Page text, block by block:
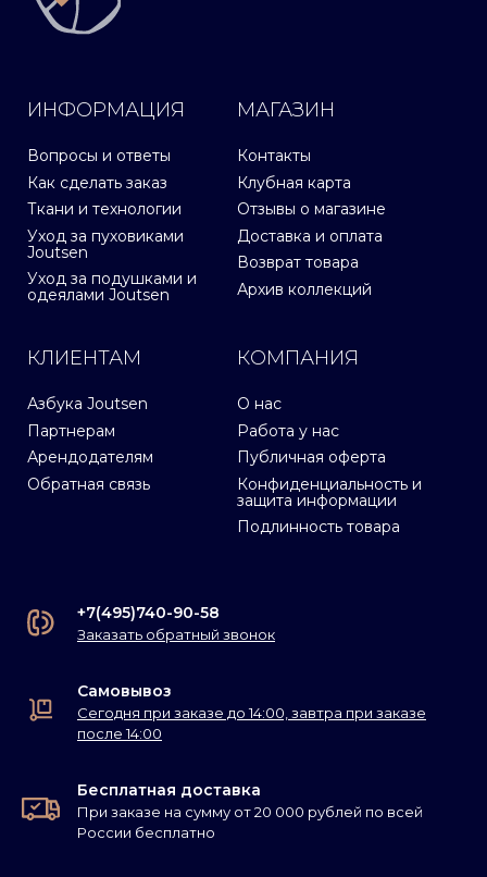
ИНФОРМАЦИЯ
Вопросы и ответы
Как сделать заказ
Ткани и технологии
Уход за пуховиками
Joutsen
Уход за подушками и
одеялами Joutsen
МАГАЗИН
Контакты
Клубная карта
Отзывы о магазине
Доставка и оплата
Возврат товара
Архив коллекций
КЛИЕНТАМ
Азбука Joutsen
Партнерам
Арендодателям
Обратная связь
КОМПАНИЯ
О нас
Работа у нас
Публичная оферта
Конфиденциальность и
защита информации
Подлинность товара
+7(495)740-90-58
Заказать обратный звонок
Самовывоз
Сегодня при заказе до 14:00, завтра при заказе
после 14:00
Бесплатная доставка
При заказе на сумму от 20 000 рублей по всей
России бесплатно